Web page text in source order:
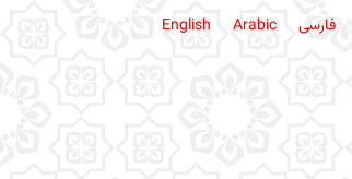
فارسی English Arabic